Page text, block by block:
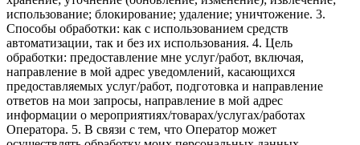
использование; блокирование; удаление; уничтожение. 3.
Способы обработки: как с использованием средств
автоматизации, так и без их использования. 4. Цель
обработки: предоставление мне услуг/работ, включая,
направление в мой адрес уведомлений, касающихся
предоставляемых услуг/работ, подготовка и направление
ответов на мои запросы, направление в мой адрес
информации о мероприятиях/товарах/услугах/работах
Оператора. 5. В связи с тем, что Оператор может